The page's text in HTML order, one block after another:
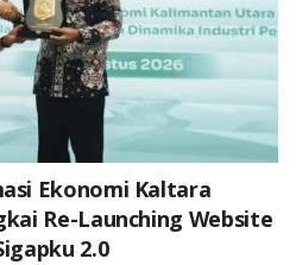
Ekonomi Kaltara
Re-Launching Website
2.0